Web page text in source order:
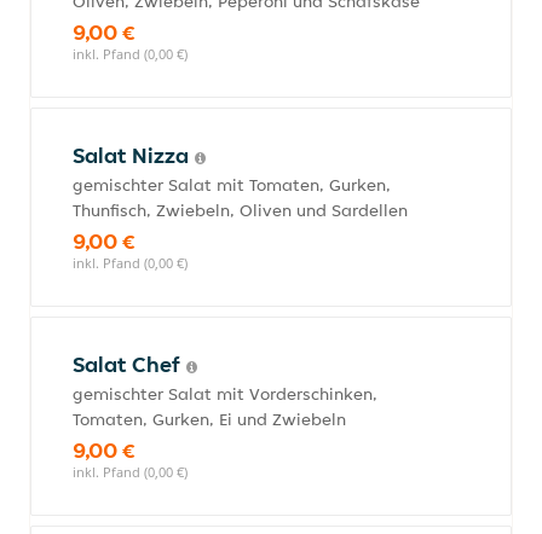
9,00 €
inkl. Pfand (0,00 €)
Salat Nizza
gemischter Salat mit Tomaten, Gurken,
Thunfisch, Zwiebeln, Oliven und Sardellen
9,00 €
inkl. Pfand (0,00 €)
Salat Chef
gemischter Salat mit Vorderschinken,
Tomaten, Gurken, Ei und Zwiebeln
9,00 €
inkl. Pfand (0,00 €)